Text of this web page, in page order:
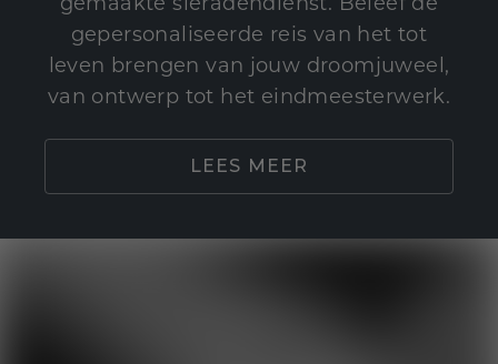
gepersonaliseerde reis van het tot
leven brengen van jouw droomjuweel,
van ontwerp tot het eindmeesterwerk.
LEES MEER